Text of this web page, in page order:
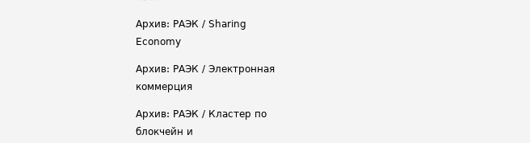
Архив: РАЭК / Sharing
Economy
Архив: РАЭК / Электронная
коммерция
Архив: РАЭК / Кластер по
блокчейн и